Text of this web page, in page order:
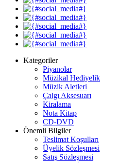
Kategoriler
Piyanolar
Müzikal Hediyelik
Müzik Aletleri
Çalgı Aksesuarı
Kiralama
Nota Kitap
CD-DVD
Önemli Bilgiler
Teslimat Koşulları
Üyelik Sözleşmesi
Satış Sözleşmesi